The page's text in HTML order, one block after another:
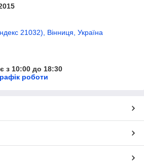
21032), Вінниця, Україна
з 10:00 до 18:30
роботи